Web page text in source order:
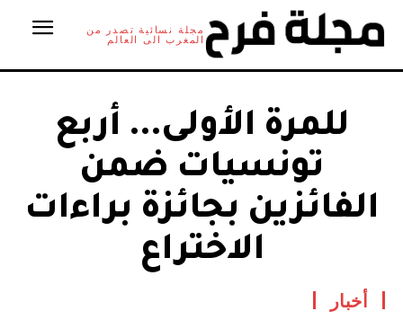
مجلة نسائية تصدر من
المغرب الى العالم
للمرة الأولى… أربع
تونسيات ضمن
الفائزين بجائزة براءات
الاختراع
أخبار